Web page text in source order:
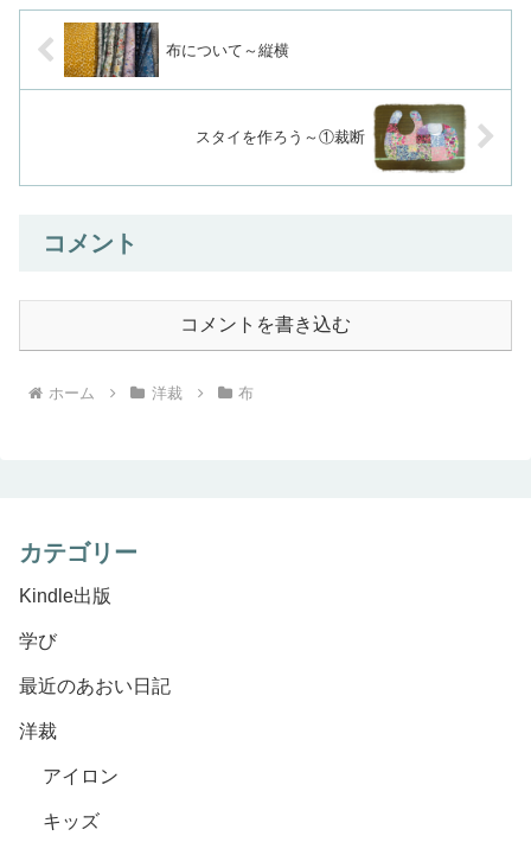
布について～縦横
スタイを作ろう～①裁断
コメント
コメントを書き込む
ホーム 洋裁 布
カテゴリー
Kindle出版
学び
最近のあおい日記
洋裁
アイロン
キッズ